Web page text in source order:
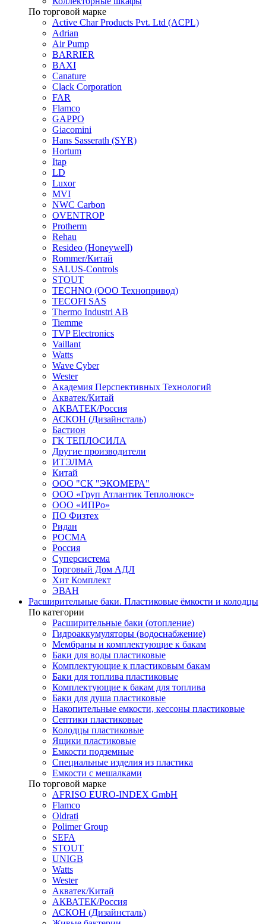
По торговой марке
Active Char Products Pvt. Ltd (ACPL)
Adrian
Air Pump
BARRIER
BAXI
Canature
Clack Corporation
FAR
Flamco
GAPPO
Giacomini
Hans Sasserath (SYR)
Hortum
Itap
LD
Luxor
MVI
NWC Carbon
OVENTROP
Protherm
Rehau
Resideo (Honeywell)
Rommer/Китай
SALUS-Controls
STOUT
TECHNO (ООО Технопривод)
TECOFI SAS
Thermo Industri AB
Tiemme
TVP Electronics
Vaillant
Watts
Wave Cyber
Wester
Академия Перспективных Технологий
Акватек/Китай
АКВАТЕК/Россия
АСКОН (Дизайнсталь)
Бастион
ГК ТЕПЛОСИЛА
Другие производители
ИТЭЛМА
Китай
ООО "СК "ЭКОМЕРА"
ООО «Груп Атлантик Теплолюкс»
ООО «ИПРо»
ПО Физтех
Ридан
РОСМА
Россия
Суперсистема
Торговый Дом АДЛ
Хит Комплект
ЭВАН
Расширительные баки. Пластиковые ёмкости и колодцы
По категории
Расширительные баки (отопление)
Гидроаккумуляторы (водоснабжение)
Мембраны и комплектующие к бакам
Баки для воды пластиковые
Комплектующие к пластиковым бакам
Баки для топлива пластиковые
Комплектующие к бакам для топлива
Баки для душа пластиковые
Накопительные емкости, кессоны пластиковые
Септики пластиковые
Колодцы пластиковые
Ящики пластиковые
Емкости подземные
Специальные изделия из пластика
Емкости с мешалками
По торговой марке
AFRISO EURO-INDEX GmbH
Flamco
Oldrati
Polimer Group
SEFA
STOUT
UNIGB
Watts
Wester
Акватек/Китай
АКВАТЕК/Россия
АСКОН (Дизайнсталь)